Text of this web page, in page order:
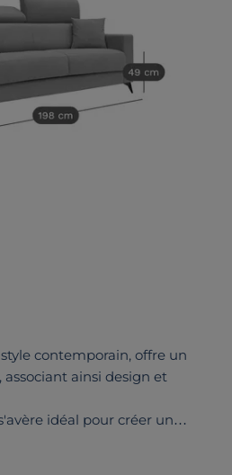
contemporain, offre un
ainsi design et
idéal pour créer un
confort d'assise.